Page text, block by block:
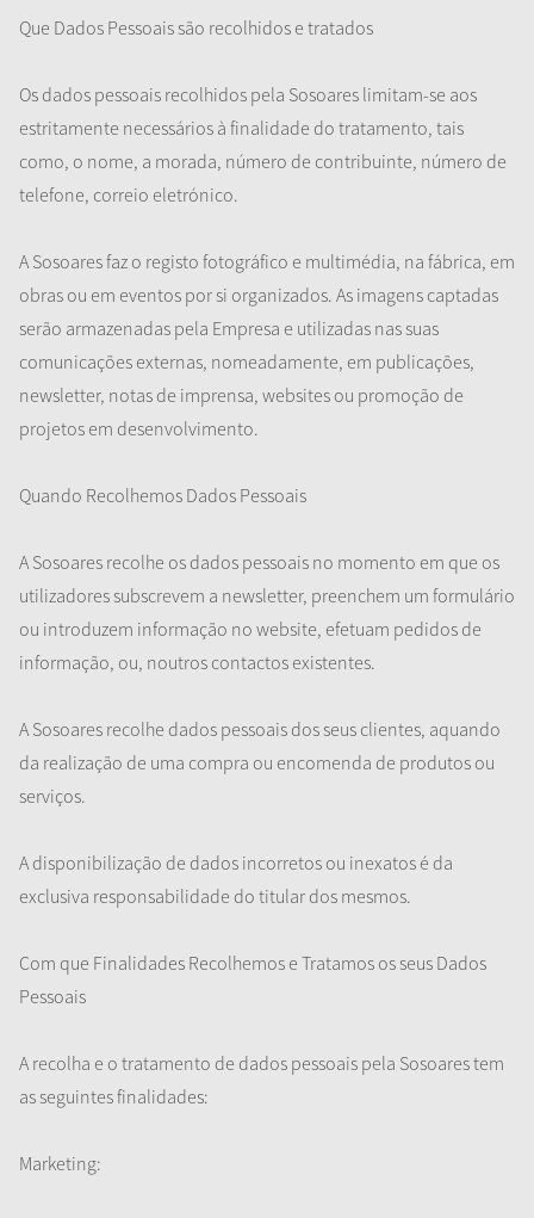
Que Dados Pessoais são recolhidos e tratados
Os dados pessoais recolhidos pela Sosoares limitam-se aos
estritamente necessários à finalidade do tratamento, tais
como, o nome, a morada, número de contribuinte, número de
telefone, correio eletrónico.
A Sosoares faz o registo fotográfico e multimédia, na fábrica, em
obras ou em eventos por si organizados. As imagens captadas
serão armazenadas pela Empresa e utilizadas nas suas
comunicações externas, nomeadamente, em publicações,
newsletter, notas de imprensa, websites ou promoção de
projetos em desenvolvimento.
Quando Recolhemos Dados Pessoais
A Sosoares recolhe os dados pessoais no momento em que os
utilizadores subscrevem a newsletter, preenchem um formulário
ou introduzem informação no website, efetuam pedidos de
informação, ou, noutros contactos existentes.
A Sosoares recolhe dados pessoais dos seus clientes, aquando
da realização de uma compra ou encomenda de produtos ou
serviços.
A disponibilização de dados incorretos ou inexatos é da
exclusiva responsabilidade do titular dos mesmos.
Com que Finalidades Recolhemos e Tratamos os seus Dados
Pessoais
A recolha e o tratamento de dados pessoais pela Sosoares tem
as seguintes finalidades:
Marketing: